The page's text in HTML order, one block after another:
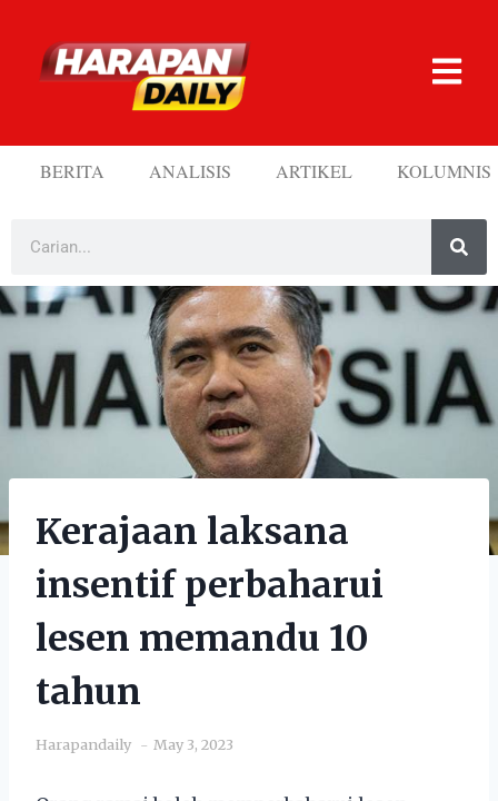
BERITA ANALISIS ARTIKEL KOLUMNIS
Kerajaan laksana
insentif perbaharui
lesen memandu 10
tahun
Harapandaily May 3, 2023